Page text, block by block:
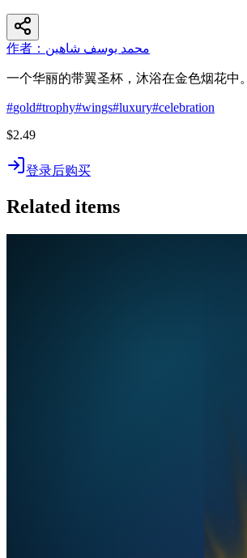
作者：محمد يوسف شاهين
一个华丽的带翼圣杯，沐浴在金色烟花中。
#gold#trophy#wings#luxury#celebration
$2.49
登录后购买
Related items